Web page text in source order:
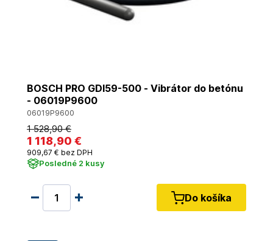
BOSCH PRO GDI59-500 - Vibrátor do betónu
- 06019P9600
06019P9600
1 528,90 €
1 118,90 €
909,67 € bez DPH
Posledné 2 kusy
Do košíka